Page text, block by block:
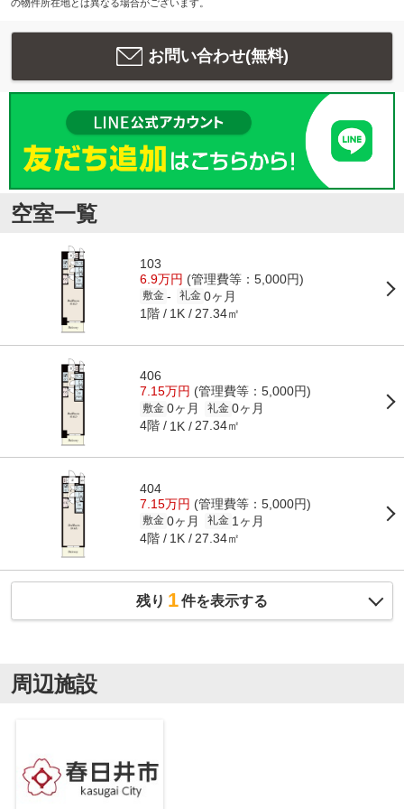
の物件所在地とは異なる場合がございます。
お問い合わせ(無料)
空室一覧
103
6.9万円 (管理費等：5,000円)
敷金 - 礼金 0ヶ月
1階 1K 27.34㎡
406
7.15万円 (管理費等：5,000円)
敷金 0ヶ月 礼金 0ヶ月
4階 1K 27.34㎡
404
7.15万円 (管理費等：5,000円)
敷金 0ヶ月 礼金 1ヶ月
4階 1K 27.34㎡
残り 1件を表示する
周辺施設